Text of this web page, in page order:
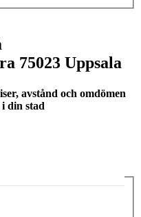
75023 Uppsala
avstånd och omdömen
din stad